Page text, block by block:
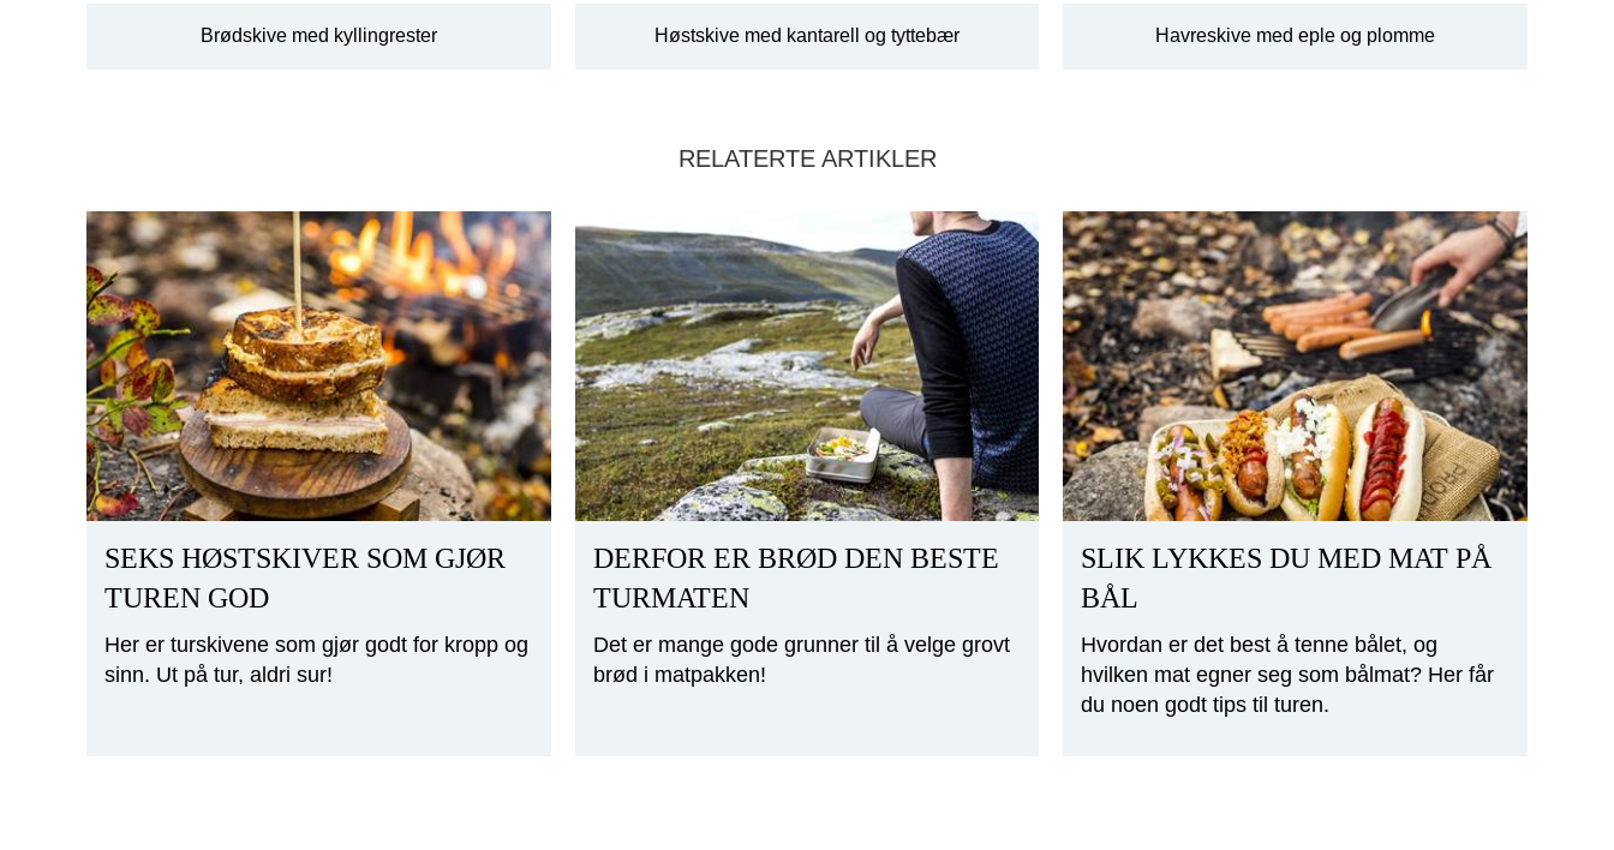
Brødskive med kyllingrester Høstskive med kantarell og tyttebær Havreskive med eple og plomme
RELATERTE ARTIKLER
SEKS HØSTSKIVER SOM GJØR
TUREN GOD
Her er turskivene som gjør godt for kropp og
sinn. Ut på tur, aldri sur!
DERFOR ER BRØD DEN BESTE
TURMATEN
Det er mange gode grunner til å velge grovt
brød i matpakken!
SLIK LYKKES DU MED MAT PÅ
BÅL
Hvordan er det best å tenne bålet, og
hvilken mat egner seg som bålmat? Her får
du noen godt tips til turen.